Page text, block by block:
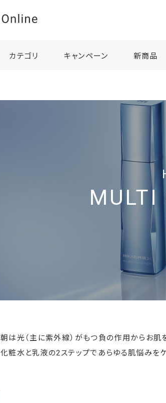
カテゴリ キャンペーン 新商品
MULTI
朝は光（主に紫外線）がもつ負の作用からお肌
化粧水と乳液の2ステップであらゆる肌悩みを